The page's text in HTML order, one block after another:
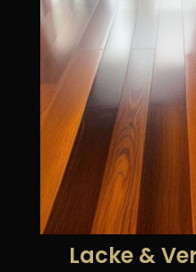
Lacke &